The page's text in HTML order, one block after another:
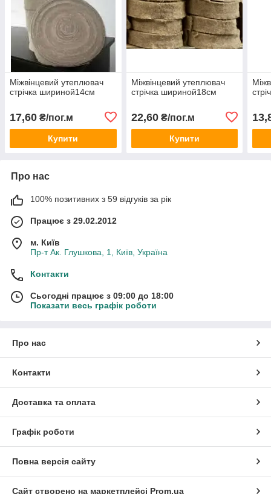
Міжвінцевий утеплювач
стрічка шириной14см
17,60 ₴/пог.м
Купити
Міжвінцевий утеплювач
стрічка шириной18см
22,60₴/пог.м
Купити
Про нас
100% позитивних з 59 відгуків за рік
Працює з 29.02.2012
м. Київ
Пр-т Ак. Глушкова, 1, Київ, Україна
Контакти
Сьогодні працює з 09:00 до 18:00
Показати весь графік роботи
Про нас
Контакти
Доставка та оплата
Графік роботи
Повна версія сайту
Сайт створено на маркетплейсі Prom.ua